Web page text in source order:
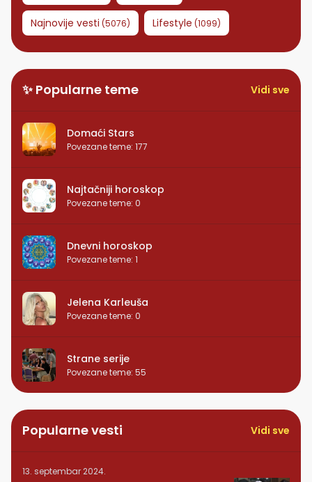
Najnovije vesti (5076) Lifestyle (1099)
✨ Popularne teme Vidi sve
Domaći Stars
Povezane teme: 177
Najtačniji horoskop
Povezane teme: 0
Dnevni horoskop
Povezane teme: 1
Jelena Karleuša
Povezane teme: 0
Strane serije
Povezane teme: 55
Popularne vesti Vidi sve
13. septembar 2024.